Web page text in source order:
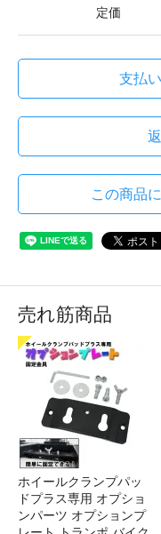
定価
支払
この商品
売れ筋商品
ホイールクランプパッ
ドプラス専用 オプショ
ンパーツ オプションプ